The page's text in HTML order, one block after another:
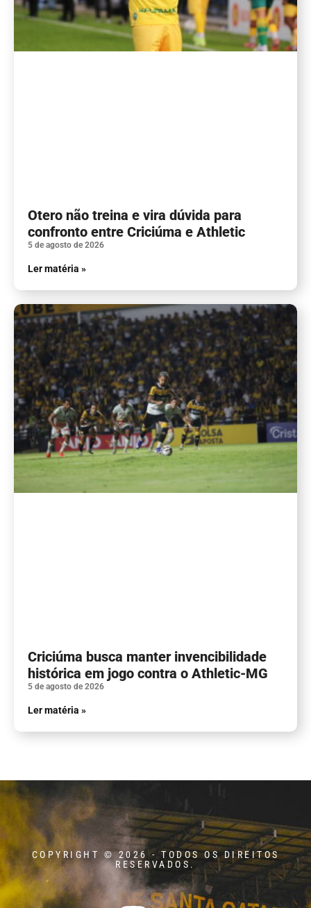
Otero não treina e vira dúvida para
confronto entre Criciúma e Athletic
5 de agosto de 2026
Ler matéria »
Criciúma busca manter invencibilidade
histórica em jogo contra o Athletic-MG
5 de agosto de 2026
Ler matéria »
COPYRIGHT © 2026 - TODOS OS DIREITOS
RESERVADOS.